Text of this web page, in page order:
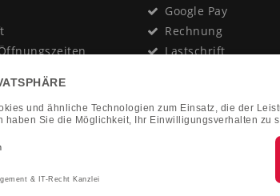
Google Pay
Rechnung
Lastschrift
Nachnahme